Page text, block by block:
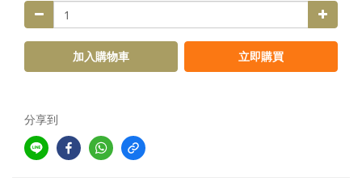
加入購物車 立即購買
分享到